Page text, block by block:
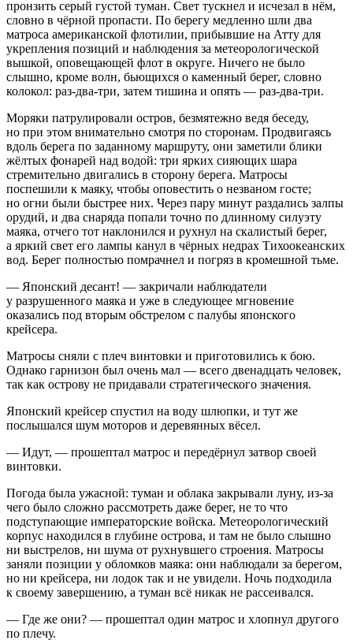
пронзить серый густой туман. Свет тускнел и исчезал в нём,
словно в чёрной пропасти. По берегу медленно шли два
матроса американской флотилии, прибывшие на Атту для
укрепления позиций и наблюдения за метеорологической
вышкой, оповещающей флот в округе. Ничего не было
слышно, кроме волн, бьющихся о каменный берег, словно
колокол: раз-два-три, затем тишина и опять — раз-два-три.
Моряки патрулировали остров, безмятежно ведя беседу,
но при этом внимательно смотря по сторонам. Продвигаясь
вдоль берега по заданному маршруту, они заметили блики
жёлтых фонарей над водой: три ярких сияющих шара
стремительно двигались в сторону берега. Матросы
поспешили к маяку, чтобы оповестить о незваном госте;
но огни были быстрее них. Через пару минут раздались залпы
орудий, и два снаряда попали точно по длинному силуэту
маяка, отчего тот наклонился и рухнул на скалистый берег,
а яркий свет его лампы канул в чёрных недрах Тихоокеанских
вод. Берег полностью помрачнел и погряз в кромешной тьме.
— Японский десант! — закричали наблюдатели
у разрушенного маяка и уже в следующее мгновение
оказались под вторым обстрелом с палубы японского
крейсера.
Матросы сняли с плеч винтовки и приготовились к бою.
Однако гарнизон был очень мал — всего двенадцать человек,
так как острову не придавали стратегического значения.
Японский крейсер спустил на воду шлюпки, и тут же
послышался шум моторов и деревянных вёсел.
— Идут, — прошептал матрос и передёрнул затвор своей
винтовки.
Погода была ужасной: туман и облака закрывали луну, из-за
чего было сложно рассмотреть даже берег, не то что
подступающие императорские войска. Метеорологический
корпус находился в глубине острова, и там не было слышно
ни выстрелов, ни шума от рухнувшего строения. Матросы
заняли позиции у обломков маяка: они наблюдали за берегом,
но ни крейсера, ни лодок так и не увидели. Ночь подходила
к своему завершению, а туман всё никак не рассеивался.
— Где же они? — прошептал один матрос и хлопнул другого
по плечу.